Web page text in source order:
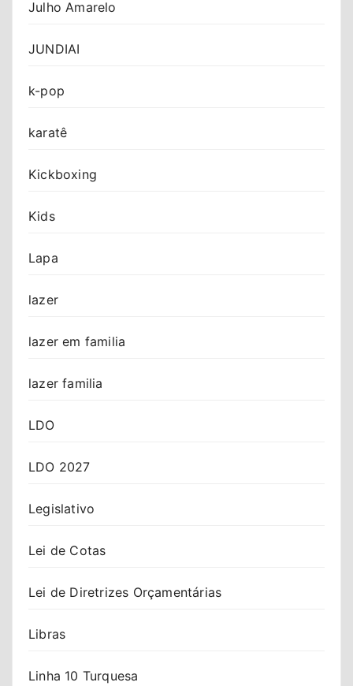
Julho Amarelo
JUNDIAI
k-pop
karatê
Kickboxing
Kids
Lapa
lazer
lazer em familia
lazer familia
LDO
LDO 2027
Legislativo
Lei de Cotas
Lei de Diretrizes Orçamentárias
Libras
Linha 10 Turquesa